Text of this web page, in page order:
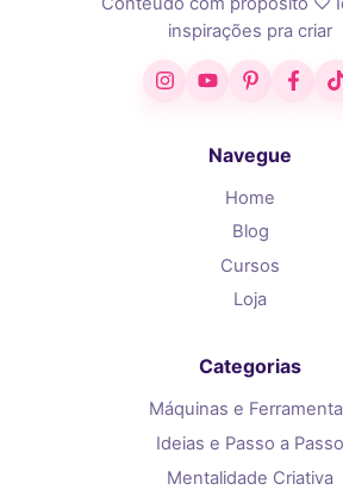
inspirações pra criar
InstagramYouTubePinterest
Navegue
Home
Blog
Cursos
Loja
Categorias
Máquinas e
Ideias e Passo a Passo
Mentalidade Criativa